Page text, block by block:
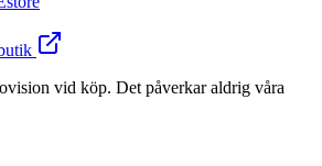
vid köp. Det påverkar aldrig våra